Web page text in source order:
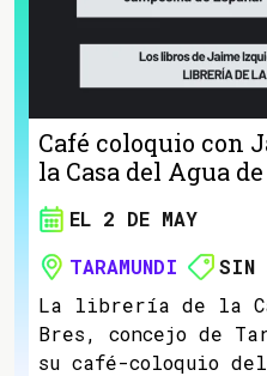
Café coloquio con
la Casa del Agua
EL 2 DE MAY
TARAMUNDI
SIN
La librería de la
Bres, concejo de
su café-coloquio